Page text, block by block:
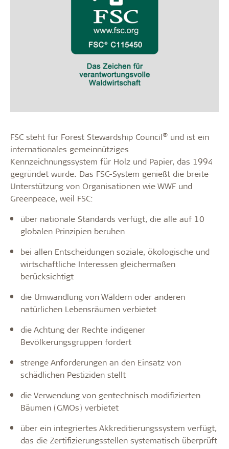
FSC steht für Forest Stewardship Council® und ist ein
internationales gemeinnütziges
Kennzeichnungssystem für Holz und Papier, das 1994
gegründet wurde. Das FSC-System genießt die breite
Unterstützung von Organisationen wie WWF und
Greenpeace, weil FSC:
über nationale Standards verfügt, die alle auf 10
globalen Prinzipien beruhen
bei allen Entscheidungen soziale, ökologische und
wirtschaftliche Interessen gleichermaßen
berücksichtigt
die Umwandlung von Wäldern oder anderen
natürlichen Lebensräumen verbietet
die Achtung der Rechte indigener
Bevölkerungsgruppen fordert
strenge Anforderungen an den Einsatz von
schädlichen Pestiziden stellt
die Verwendung von gentechnisch modifizierten
Bäumen (GMOs) verbietet
über ein integriertes Akkreditierungssystem verfügt,
das die Zertifizierungsstellen systematisch überprüft